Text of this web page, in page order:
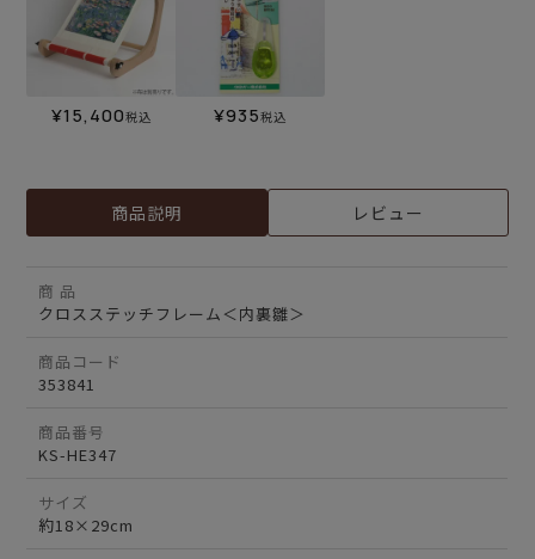
¥15,400税込 ¥935税込
商品説明 レビュー
商 品
クロスステッチフレーム＜内裏雛＞
商品コード
353841
商品番号
KS-HE347
サイズ
約18×29cm